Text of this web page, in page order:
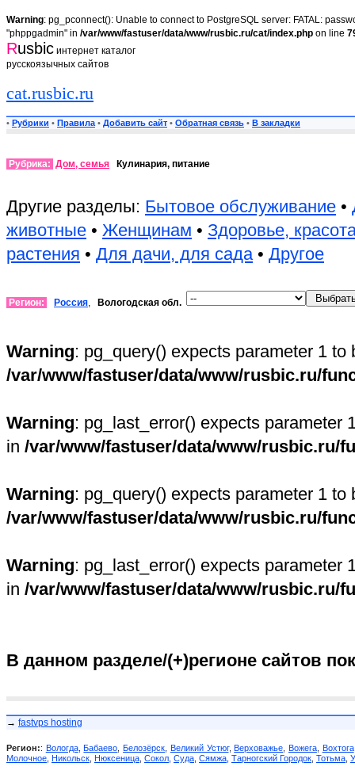
Warning: pg_pconnect(): Unable to connect to PostgreSQL server: FATAL:
"phppgadmin" in /var/www/fastuser/data/www/rusbic.ru/cat/index.php on line
Rusbic интернет каталог
русскоязычных сайтов
cat.rusbic.ru
• Рубрики • Правила • Добавить сайт • Обратная связь • В закладки
Рубрика: Дом, семья Кулинария, питание
Другие разделы: Бытовое обслуживание •
животные • Женщинам • Здоровье,
растения • Для дачи, для сада• Другое
Регион: Россия, Вологодская обл.
Warning: pg_query() expects parameter 1
/var/www/fastuser/data/www/rusbic.ru/
Warning: pg_last_error() expects parameter
in /var/www/fastuser/data/www/rusbic.ru/
Warning: pg_query() expects parameter 1
/var/www/fastuser/data/www/rusbic.ru/
Warning: pg_last_error() expects parameter
in /var/www/fastuser/data/www/rusbic.ru/
В данном разделе/(+)регионе сайтов
→ fastvps hosting
Регион:: Вологда,Бабаево ,Белозёрск Великий Устюг,Верховажье Вожега, Вохтога
Молочное Никольск Нюксеница Сокол Суда Сямжа Тарногский Городок Тотьма